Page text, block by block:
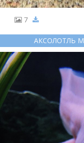
7
АКСОЛОТЛЬ